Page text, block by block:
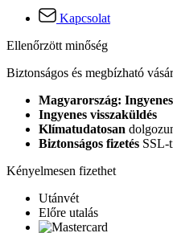
Kapcsolat
Ellenőrzött minőség
Biztonságos és megbízható
Magyarország:
Ingyenes visszaküldés
Klímatudatosan
Biztonságos fizetés SSL-
Kényelmesen fizethet
Utánvét
Előre utalás